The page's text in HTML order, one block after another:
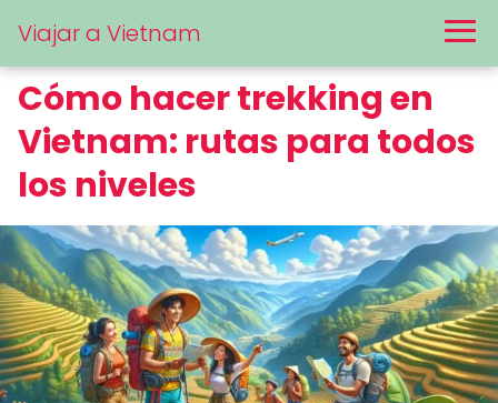
Viajar a Vietnam
Cómo hacer trekking en
Vietnam: rutas para todos
los niveles